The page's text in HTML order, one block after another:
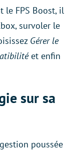
le FPS Boost, il
survoler le
Gérer le
et enfin
sur sa
poussée